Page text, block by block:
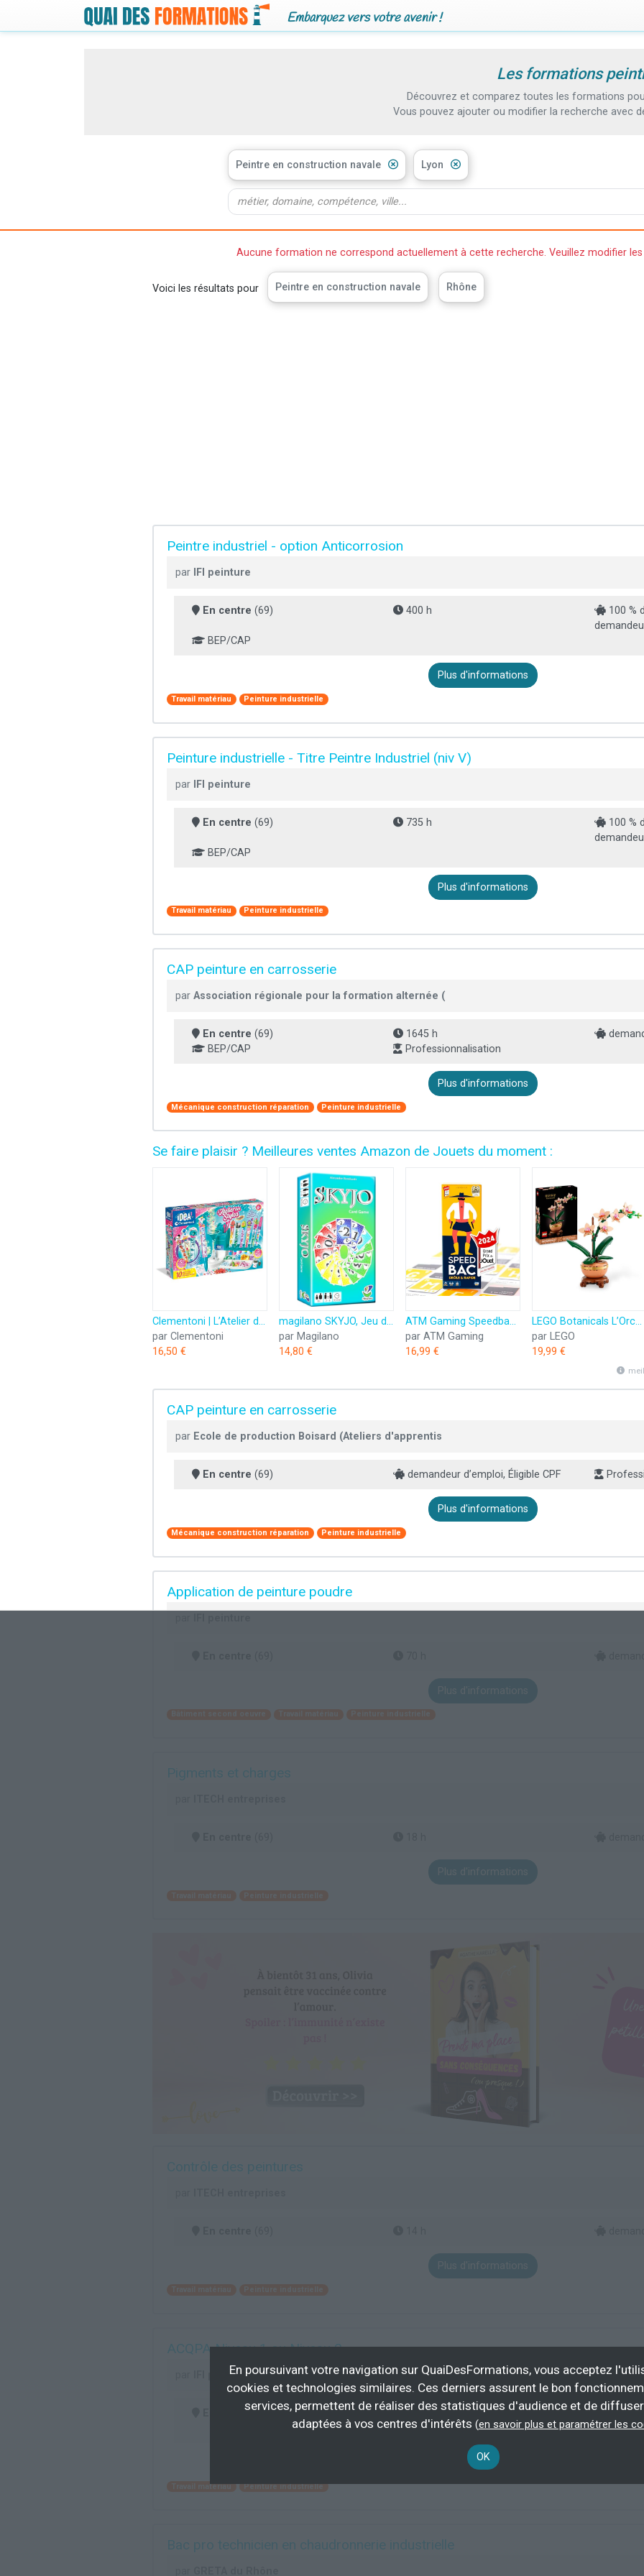
Embarquez vers votre avenir !
Les formations
Découvrez et comparez toutes les formations
Vous pouvez ajouter ou modifier la recherche avec
Peintre en construction navale Lyon
Aucune formation ne correspond actuellement à cette recherche. Veuillez modifier
Voici les résultats pour Peintre en construction navale Rhône
Peintre industriel - option Anticorrosion
par IFI peinture
En centre (69) 400 h
100 %
BEP/CAP
Plus d'informations
Travail matériau Peinture industrielle
Peinture industrielle - Titre Peintre Industriel (niv V)
par IFI peinture
En centre (69) 735 h
100 %
BEP/CAP
Plus d'informations
Travail matériau Peinture industrielle
CAP peinture en carrosserie
par Association régionale pour la formation alternée (
En centre (69) 1645 h
BEP/CAP
Professionnalisation
Plus d'informations
Mécanique construction réparation Peinture industrielle
Se faire plaisir ? Meilleures ventes Amazon de Jouets du moment :
Clementoni | L’Atelier des Stylos pour Enfants 6 Ans+ | Kit Créatif DIY avec 10 Stylos à Personnaliser | Plus de 50 Accessoires : Paillettes, Perles, Figurines | Activité Manuelle et Cadeau Créatif
par Clementoni
16,50 €
magilano SKYJO, Jeu de Cartes Amusant pour Les Jeunes et Les Moins Jeunes, des soirées de Jeu Amusantes dans Le Cercle d'amis et de Famille.
par Magilano
14,80 €
ATM Gaming Speedbac - Jeu de société Famille et Amis - Parfait pour Mettre l'ambiance - 2 à 7 Joueurs - Grand Prix du Jouet 2024
par ATM Gaming
16,99 €
LEGO Botanicals L’Orchidée Miniature - Fleurs Artificielles pour Adulte - Plante d'Intérieur avec Pot Style Terracotta - Décoration de Noël & Idée Cadeau pour Femme ou Homme 10343
par LEGO
19,99 €
CAP peinture en carrosserie
par Ecole de production Boisard (Ateliers d'apprentis
En centre (69) demandeur d’emploi, Éligible CPF
Plus d'informations
Mécanique construction réparation Peinture industrielle
Application de peinture poudre
Plus d'informations
Pigments et charges
Plus d'informations
Contrôle des peintures
Plus d'informations
ACQPA Niveau 1 ou Niveau 2
IFI peinture
En centre(69) 140 h
Éligible
Plus d'informations
Travail matériau Peinture industrielle
Bac pro technicien en chaudronnerie industrielle
En poursuivant votre navigation sur QuaiDesFormations, vous acceptez
cookies et technologies similaires. Ces derniers assurent le bon
services, permettent de réaliser des statistiques d'audience et de
adaptées à vos centres d'intérêts (en savoir plus et paramétrer les
OK